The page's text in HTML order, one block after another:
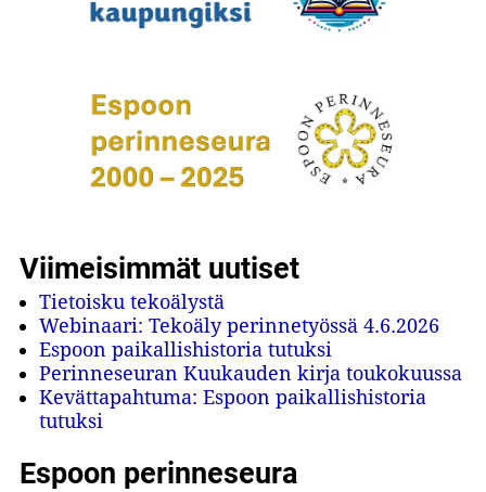
Viimeisimmät uutiset
Tietoisku tekoälystä
Webinaari: Tekoäly perinnetyössä 4.6.2026
Espoon paikallishistoria tutuksi
Perinneseuran Kuukauden kirja toukokuussa
Kevättapahtuma: Espoon paikallishistoria
tutuksi
Espoon perinneseura